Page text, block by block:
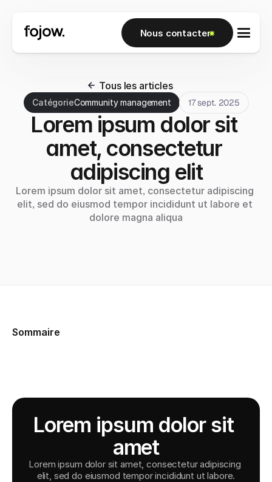
Nous contacter
Tous les articles
CatégorieCommunity management 17 sept. 2025
Lorem ipsum dolor sit
amet, consectetur
adipiscing elit
Lorem ipsum dolor sit amet, consectetur adipiscing
elit, sed do eiusmod tempor incididunt ut labore et
dolore magna aliqua
Sommaire
Lorem ipsum dolor sit
amet
Lorem ipsum dolor sit amet, consectetur adipiscing
elit, sed do eiusmod tempor incididunt ut labore.